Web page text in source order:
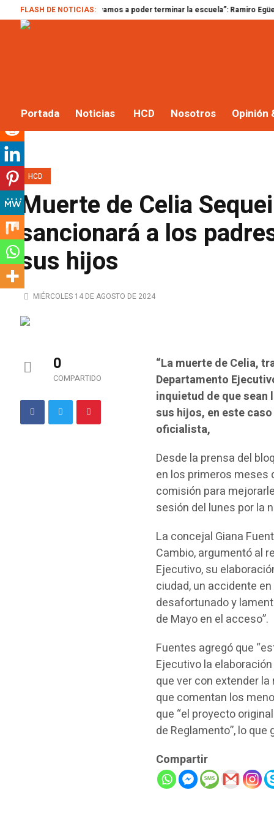
FLASH DE NOTICIAS:
no votan, no vamos a poder terminar la escuela”: Ramiro Egüen envió un
Portada Noticias HCD Nosotros Opinión
HCD
Muerte de Celia
sancionará a los
sus hijos
MIÉRCOLES 14 DE AGOSTO DE 2024
0
COMPARTIDO
“La muerte de Celia,
Departamento
inquietud de que
sus hijos, en este
oficialista,
Desde la prensa del
en los primeros meses
comisión para
sesión del lunes por la
La concejal Giana
Cambio, argumentó al
Ejecutivo, su
ciudad, un accidente
desafortunado y
de Mayo en el acceso”.
Fuentes agregó que
Ejecutivo la
que ver con extender
que comentan los
que “el proyecto
de Reglamento”, lo
Compartir